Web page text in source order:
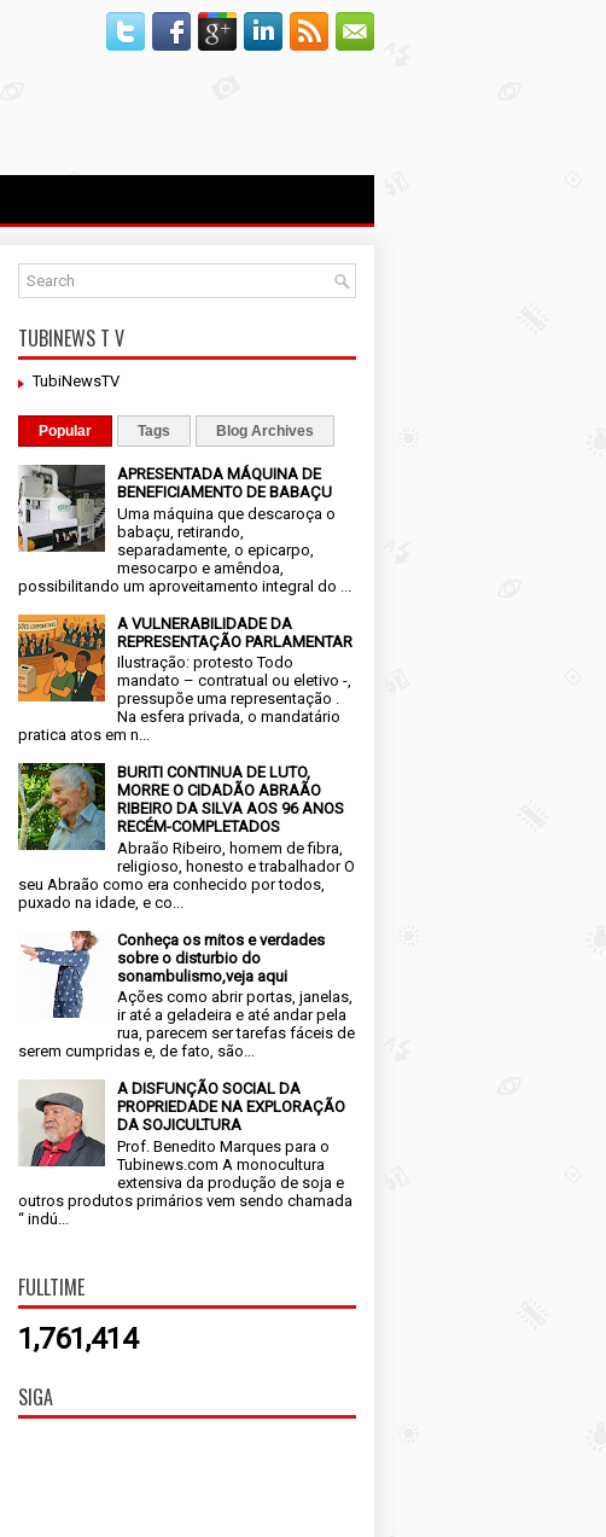
TUBINEWS T V
TubiNewsTV
Popular Tags Blog Archives
APRESENTADA MÁQUINA DE
BENEFICIAMENTO DE BABAÇU
Uma máquina que descaroça o
babaçu, retirando,
separadamente, o epicarpo,
mesocarpo e amêndoa,
possibilitando um aproveitamento integral do ...
A VULNERABILIDADE DA
REPRESENTAÇÃO PARLAMENTAR
Ilustração: protesto Todo
mandato – contratual ou eletivo -,
pressupõe uma representação .
Na esfera privada, o mandatário
pratica atos em n...
BURITI CONTINUA DE LUTO,
MORRE O CIDADÃO ABRAÃO
RIBEIRO DA SILVA AOS 96 ANOS
RECÉM-COMPLETADOS
Abraão Ribeiro, homem de fibra,
religioso, honesto e trabalhador O
seu Abraão como era conhecido por todos,
puxado na idade, e co...
Conheça os mitos e verdades
sobre o disturbio do
sonambulismo,veja aqui
Ações como abrir portas, janelas,
ir até a geladeira e até andar pela
rua, parecem ser tarefas fáceis de
serem cumpridas e, de fato, são...
A DISFUNÇÃO SOCIAL DA
PROPRIEDADE NA EXPLORAÇÃO
DA SOJICULTURA
Prof. Benedito Marques para o
Tubinews.com A monocultura
extensiva da produção de soja e
outros produtos primários vem sendo chamada
“ indú...
FULLTIME
1,761,414
SIGA